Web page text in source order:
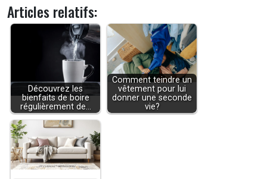
Articles relatifs:
Découvrez les
bienfaits de boire
régulièrement de…
Comment teindre un
vêtement pour lui
donner une seconde
vie?